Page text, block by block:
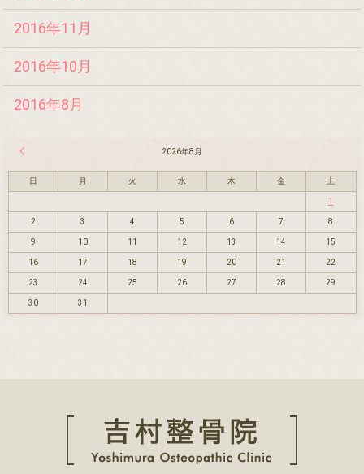
2016年11月
2016年10月
2016年8月
2026年8月
日 月 火 水 木 金 土
1
2 3 4 5 6 7 8
9 10 11 12 13 14 15
16 17 18 19 20 21 22
23 24 25 26 27 28 29
30 31